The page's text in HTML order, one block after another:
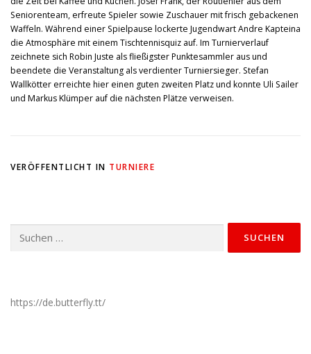
Seniorenteam, erfreute Spieler sowie Zuschauer mit frisch gebackenen
Waffeln. Während einer Spielpause lockerte Jugendwart Andre Kapteina
die Atmosphäre mit einem Tischtennisquiz auf. Im Turnierverlauf
zeichnete sich Robin Juste als fließigster Punktesammler aus und
beendete die Veranstaltung als verdienter Turniersieger. Stefan
Wallkötter erreichte hier einen guten zweiten Platz und konnte Uli Sailer
und Markus Klümper auf die nächsten Plätze verweisen.
VERÖFFENTLICHT IN TURNIERE
nach:
https://de.butterfly.tt/